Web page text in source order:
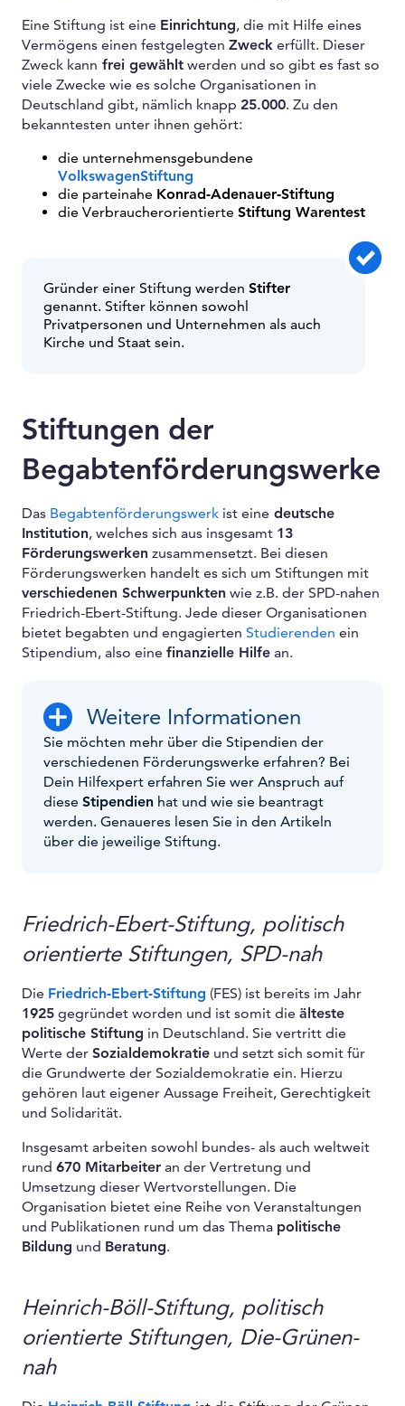
Eine Stiftung ist eine Einrichtung, die mit Hilfe eines
Vermögens einen festgelegten Zweck erfüllt. Dieser
Zweck kann frei gewählt werden und so gibt es fast so
viele Zwecke wie es solche Organisationen in
Deutschland gibt, nämlich knapp 25.000. Zu den
bekanntesten unter ihnen gehört:
die unternehmensgebundene
VolkswagenStiftung
die parteinahe Konrad-Adenauer-Stiftung
die Verbraucherorientierte Stiftung Warentest
Gründer einer Stiftung werden Stifter
genannt. Stifter können sowohl
Privatpersonen und Unternehmen als auch
Kirche und Staat sein.
Stiftungen der
Begabtenförderungswerke
Das Begabtenförderungswerk ist eine deutsche
Institution, welches sich aus insgesamt 13
Förderungswerken zusammensetzt. Bei diesen
Förderungswerken handelt es sich um Stiftungen mit
verschiedenen Schwerpunkten wie z.B. der SPD-nahen
Friedrich-Ebert-Stiftung. Jede dieser Organisationen
bietet begabten und engagierten Studierenden ein
Stipendium, also eine finanzielle Hilfe an.
Weitere Informationen
Sie möchten mehr über die Stipendien der
verschiedenen Förderungswerke erfahren? Bei
Dein Hilfexpert erfahren Sie wer Anspruch auf
diese Stipendien hat und wie sie beantragt
werden. Genaueres lesen Sie in den Artikeln
über die jeweilige Stiftung.
Friedrich-Ebert-Stiftung, politisch
orientierte Stiftungen, SPD-nah
Die Friedrich-Ebert-Stiftung (FES) ist bereits im Jahr
1925 gegründet worden und ist somit die älteste
politische Stiftung in Deutschland. Sie vertritt die
Werte der Sozialdemokratie und setzt sich somit für
die Grundwerte der Sozialdemokratie ein. Hierzu
gehören laut eigener Aussage Freiheit, Gerechtigkeit
und Solidarität.
Insgesamt arbeiten sowohl bundes- als auch weltweit
rund 670 Mitarbeiter an der Vertretung und
Umsetzung dieser Wertvorstellungen. Die
Organisation bietet eine Reihe von Veranstaltungen
und Publikationen rund um das Thema politische
Bildung und Beratung.
Heinrich-Böll-Stiftung, politisch
orientierte Stiftungen, Die-Grünen-
nah